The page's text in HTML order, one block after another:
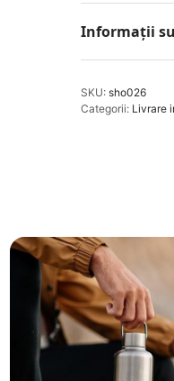
Informații
SKU: sho026
Categorii: Livrare